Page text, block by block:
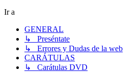
Ir a
GENERAL
↳ Preséntate
↳ Errores y Dudas de la web
CARÁTULAS
↳ Carátulas DVD